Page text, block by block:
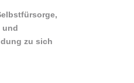
,
und
zu sich